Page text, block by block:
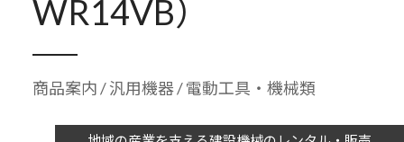
WR14VB）
商品案内/汎用機器/ 電動工具・機械類